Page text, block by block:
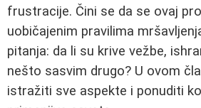
frustracije. Čini se da se ovaj
uobičajenim pravilima
pitanja: da li su krive vežbe,
nešto sasvim drugo? U ovom
istražiti sve aspekte i ponuditi